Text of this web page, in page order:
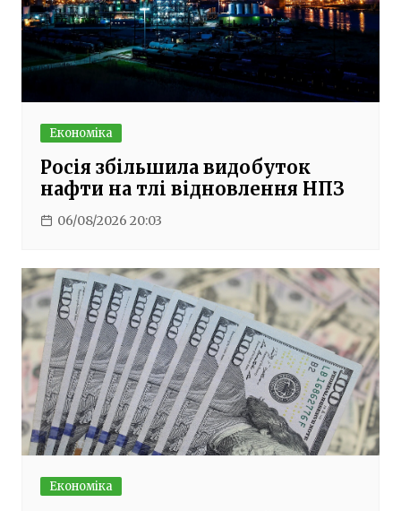
Економіка
Росія збільшила видобуток
нафти на тлі відновлення НПЗ
06/08/2026 20:03
Економіка